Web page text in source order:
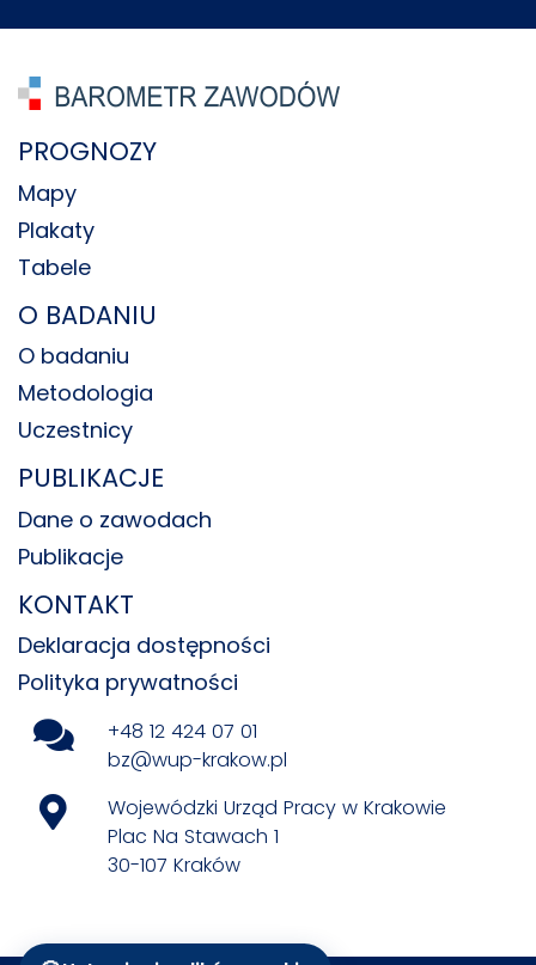
PROGNOZY
Mapy
Plakaty
Tabele
O BADANIU
O badaniu
Metodologia
Uczestnicy
PUBLIKACJE
Dane o zawodach
Publikacje
KONTAKT
Deklaracja dostępności
Polityka prywatności
+48 12 424 07 01
bz@wup-krakow.pl
Wojewódzki Urząd Pracy w Krakowie
Plac Na Stawach 1
30-107 Kraków